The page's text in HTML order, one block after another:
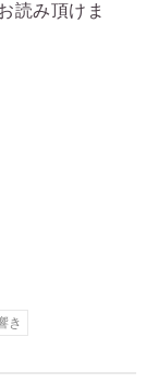
読み頂けま
き